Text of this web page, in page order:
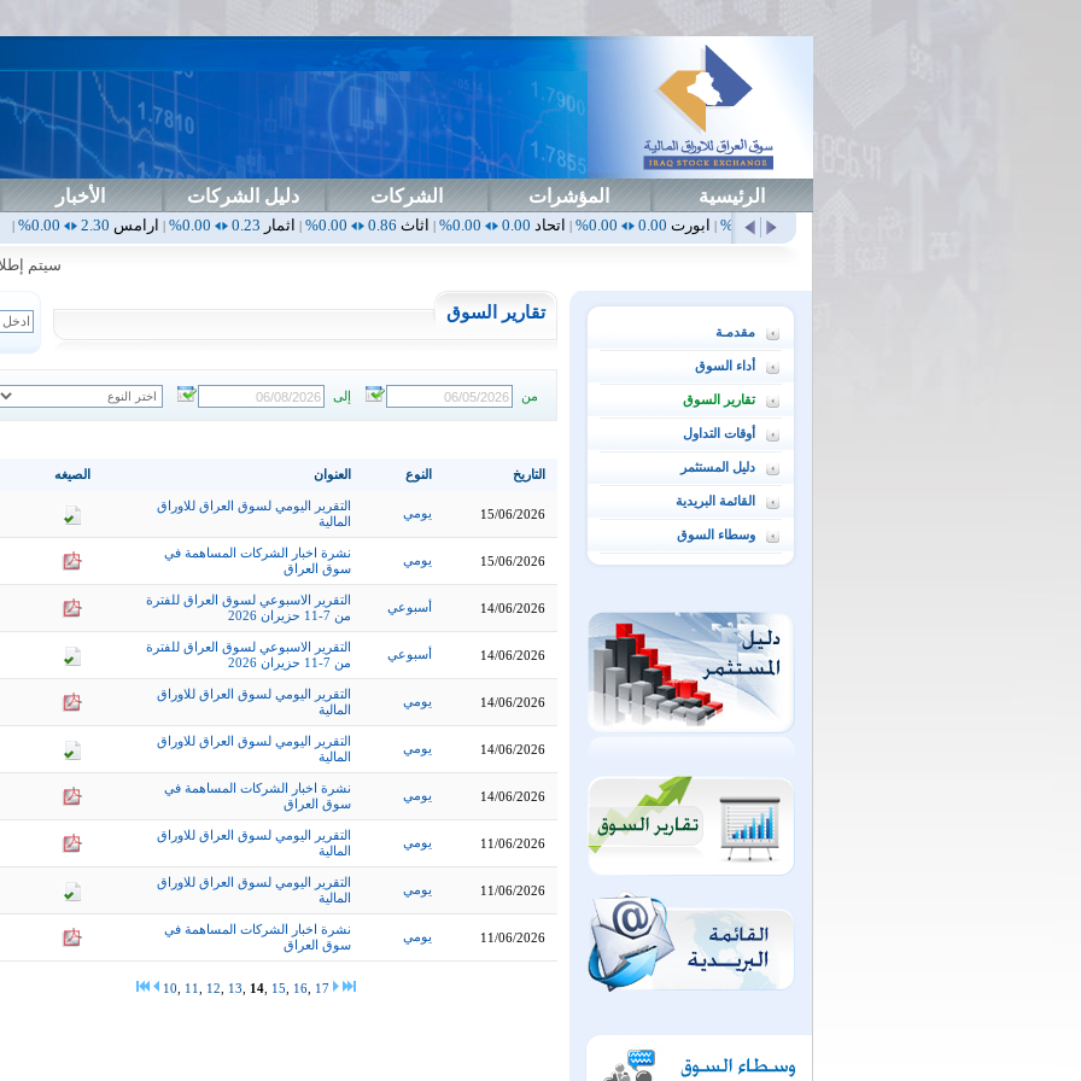
الرئيسية المؤشرات الشركات دليل الشركات الأخبار
ابورت |اتحاد0.00
0.00%
|اثاث0.86
0.00%
|اثمار0.23
0.00%
|ارامس2.30
0.00%
|اربيل0.00
0.00%
سيتم إطلاق
مقدمـة
أداء السوق
تقارير السوق
أوقات التداول
دليل المستثمر
القائمة البريدية
وسطاء السوق
تقارير السوق
من إلى
الصيغه العنوان النوع التاريخ
التقرير اليومي لسوق العراق للاوراق
المالية
يومي 15/06/2026
نشرة اخبار الشركات المساهمة في
سوق العراق
يومي 15/06/2026
التقرير الاسبوعي لسوق العراق للفترة
من 7-11 حزيران 2026
أسبوعي 14/06/2026
التقرير الاسبوعي لسوق العراق للفترة
من 7-11 حزيران 2026
أسبوعي 14/06/2026
التقرير اليومي لسوق العراق للاوراق
المالية
يومي 14/06/2026
التقرير اليومي لسوق العراق للاوراق
المالية
يومي 14/06/2026
نشرة اخبار الشركات المساهمة في
سوق العراق
يومي 14/06/2026
التقرير اليومي لسوق العراق للاوراق
المالية
يومي 11/06/2026
التقرير اليومي لسوق العراق للاوراق
المالية
يومي 11/06/2026
نشرة اخبار الشركات المساهمة في
سوق العراق
يومي 11/06/2026
10 11 12 13 14 15 16 17